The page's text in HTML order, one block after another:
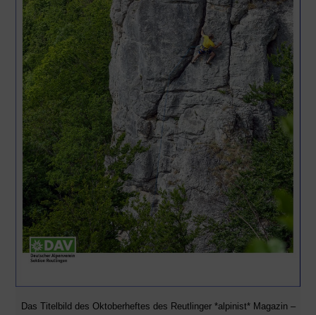
Das Titelbild des Oktoberheftes des Reutlinger *alpinist* Magazin –